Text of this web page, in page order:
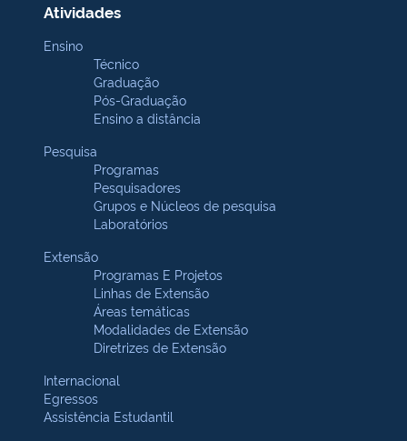
Atividades
Ensino
Técnico
Graduação
Pós-Graduação
Ensino a distância
Pesquisa
Programas
Pesquisadores
Grupos e Núcleos de pesquisa
Laboratórios
Extensão
Programas E Projetos
Linhas de Extensão
Áreas temáticas
Modalidades de Extensão
Diretrizes de Extensão
Internacional
Egressos
Assistência Estudantil